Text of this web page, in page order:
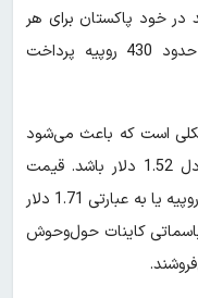
در خود پاکستان برای هر
کیلو از برنجی با عنوان باسماتی فلک حدود 430 روپیه پرداخت
شکلی است که باعث می‌شود
قیمت برنج پاکستانی باسماتی فلک معادل 1.52 دلار باشد. قیمت
برنج پاکستانی باسماتی فوق‌العاده تا 485 روپیه یا به عبارتی 1.71 دلار
باسماتی کاینات حول‌وحوش